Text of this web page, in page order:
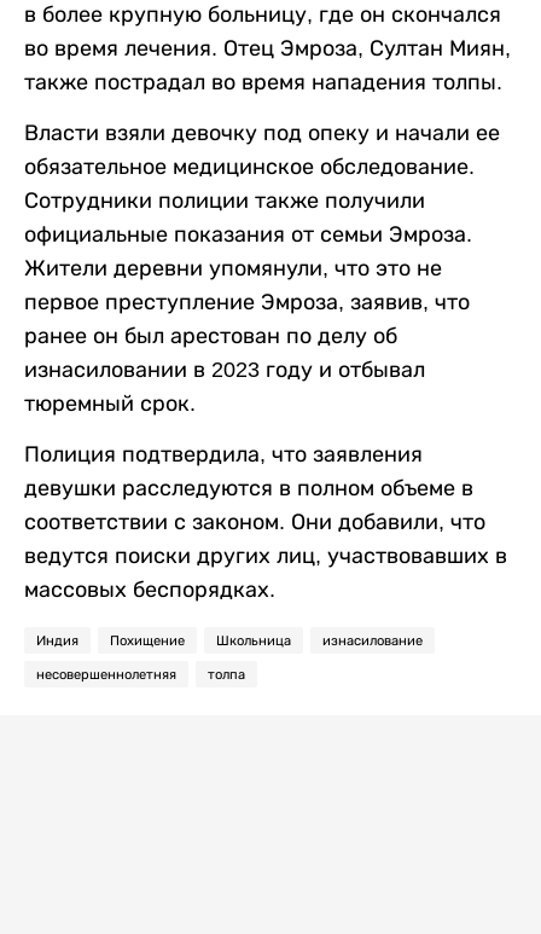
в более крупную больницу, где он скончался
во время лечения. Отец Эмроза, Султан Миян,
также пострадал во время нападения толпы.
Власти взяли девочку под опеку и начали ее
обязательное медицинское обследование.
Сотрудники полиции также получили
официальные показания от семьи Эмроза.
Жители деревни упомянули, что это не
первое преступление Эмроза, заявив, что
ранее он был арестован по делу об
изнасиловании в 2023 году и отбывал
тюремный срок.
Полиция подтвердила, что заявления
девушки расследуются в полном объеме в
соответствии с законом. Они добавили, что
ведутся поиски других лиц, участвовавших в
массовых беспорядках.
Индия Похищение Школьница изнасилование
несовершеннолетняя толпа